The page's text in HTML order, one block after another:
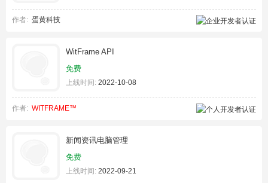
作者: 蛋黄科技
WitFrame API
免费
上线时间: 2022-10-08
作者: WITFRAME™
新闻资讯电脑管理
免费
上线时间: 2022-09-21